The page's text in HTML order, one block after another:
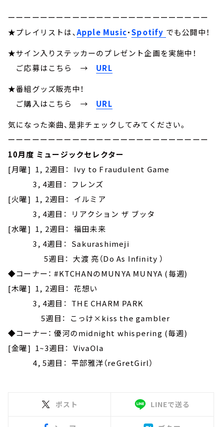
ーーーーーーーーーーーーーーーーーーーーーーーーー
★プレイリストは、Apple Music・Spotify でも公開中！
★サイン入りステッカーのプレゼント企画を実施中！
ご応募はこちら →
URL
★番組グッズ販売中！
ご購入はこちら → URL
気になった楽曲、是非チェックしてみてください。
ーーーーーーーーーーーーーーーーーーーーーーーーー
10月度 ミュージックセレクター
[月曜] 1, 2週目： Ivy to Fraudulent Game
3, 4週目： フレンズ
[火曜] 1, 2週目： イルミア
3, 4週目： リアクション ザ ブッタ
[水曜] 1, 2週目： 福田未来
3, 4週目： Sakurashimeji
5週目： 大渡 亮（Do As Infinity ）
◆コーナー： #KTCHANのMUNYA MUNYA (毎週)
[木曜] 1, 2週目： 花想い
3, 4週目： THE CHARM PARK
5週目： こっけ×kiss the gambler
◆コーナー： 優河のmidnight whispering (毎週)
[金曜] 1~3週目： VivaOla
4, 5週目： 平部雅洋（reGretGirl）
ポスト LINEで送る